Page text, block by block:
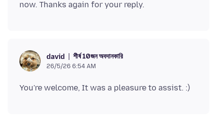
david শীর্ষ 10জন অবদানকারি
26/5/26 6:54 AM